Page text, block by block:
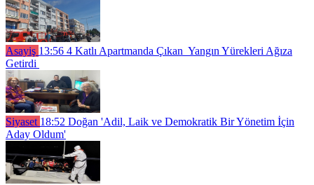
Asayiş 13:56 4 Katlı Apartmanda Çıkan Yangın Yürekleri Ağıza
Getirdi
Siyaset 18:52 Doğan 'Adil, Laik ve Demokratik Bir Yönetim İçin
Aday Oldum'